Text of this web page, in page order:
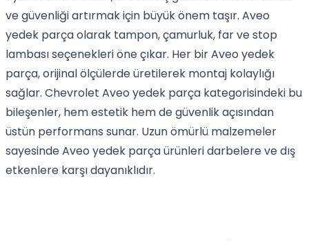
ve güvenliği artırmak için büyük önem taşır. Aveo
yedek parça olarak tampon, çamurluk, far ve stop
lambası seçenekleri öne çıkar. Her bir Aveo yedek
parça, orijinal ölçülerde üretilerek montaj kolaylığı
sağlar. Chevrolet Aveo yedek parça kategorisindeki bu
bileşenler, hem estetik hem de güvenlik açısından
üstün performans sunar. Uzun ömürlü malzemeler
sayesinde Aveo yedek parça ürünleri darbelere ve dış
etkenlere karşı dayanıklıdır.